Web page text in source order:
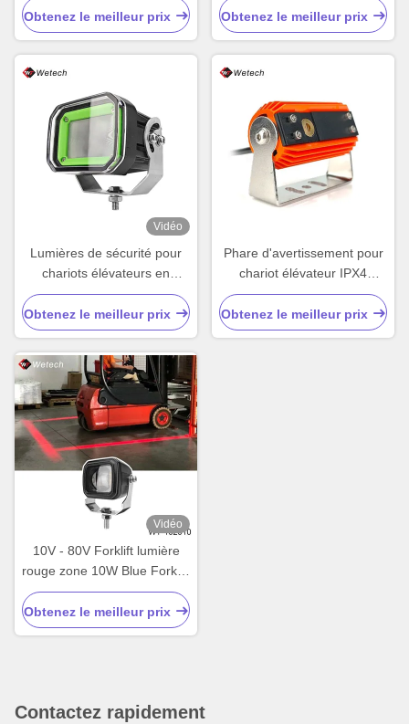
Obtenez le meilleur prix
Obtenez le meilleur prix
Vidéo
Lumières de sécurité pour
chariots élévateurs en
aluminium moulé à la fonte
60W
Obtenez le meilleur prix
Phare d'avertissement pour
chariot élévateur IPX4
étanche 10-110V DC avec
boîtier en aluminium moulé
sous pression et faisceau
Obtenez le meilleur prix
Vidéo
10V - 80V Forklift lumière
rouge zone 10W Blue Forklift
lumières avec le logement
en aluminium sous pression
Obtenez le meilleur prix
Contactez rapidement